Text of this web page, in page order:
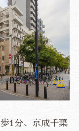
1分、京成千葉